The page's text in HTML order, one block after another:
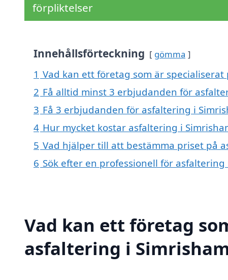
förpliktelser
Innehållsförteckning gömma
1 Vad kan ett företag som är
2 Få alltid minst 3 erbjudanden för
3 Få 3 erbjudanden för asfaltering i
4 Hur mycket kostar asfaltering i
5 Vad hjälper till att bestämma priset på
6 Sök efter en professionell för
Vad kan ett företag
asfaltering i